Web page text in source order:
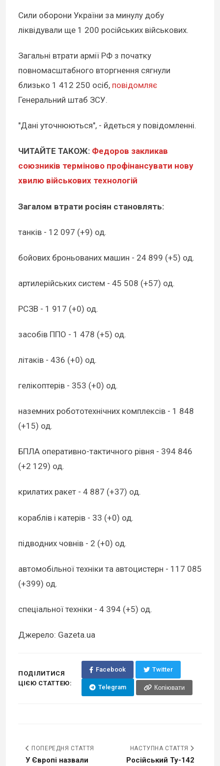
Сили оборони України за минулу добу
ліквідували ще 1 200 російських військових.
Загальні втрати армії РФ з початку
повномасштабного вторгнення сягнули
близько 1 412 250 осіб, повідомляє
Генеральний штаб ЗСУ.
"Дані уточнюються", - йдеться у повідомленні.
ЧИТАЙТЕ ТАКОЖ: Федоров закликав
союзників терміново профінансувати нову
хвилю військових технологій
Загалом втрати росіян становлять:
танків - 12 097 (+9) од.
бойових броньованих машин - 24 899 (+5) од.
артилерійських систем - 45 508 (+57) од.
РСЗВ - 1 917 (+0) од.
засобів ППО - 1 478 (+5) од.
літаків - 436 (+0) од.
гелікоптерів - 353 (+0) од.
наземних робототехнічних комплексів - 1 848
(+15) од.
БПЛА оперативно-тактичного рівня - 394 846
(+2 129) од.
крилатих ракет - 4 887 (+37) од.
кораблів і катерів - 33 (+0) од.
підводних човнів - 2 (+0) од.
автомобільної техніки та автоцистерн - 117 085
(+399) од.
спеціальної техніки - 4 394 (+5) од.
Джерело: Gazeta.ua
ПОДІЛИТИСЯ
ЦІЄЮ СТАТТЕЮ:
Facebook Twitter
Telegram Копіювати
ПОПЕРЕДНЯ СТАТТЯ
У Європі назвали
НАСТУПНА СТАТТЯ
Російський Ту-142